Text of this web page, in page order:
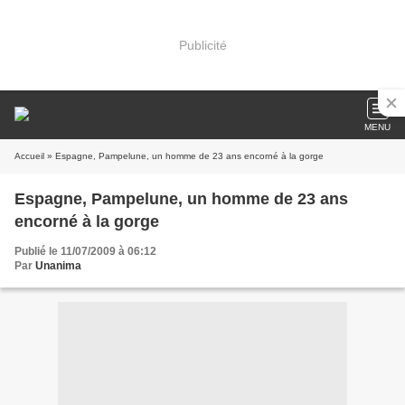
Publicité
MENU
Accueil » Espagne, Pampelune, un homme de 23 ans encorné à la gorge
Espagne, Pampelune, un homme de 23 ans
encorné à la gorge
Publié le 11/07/2009 à 06:12
Par Unanima